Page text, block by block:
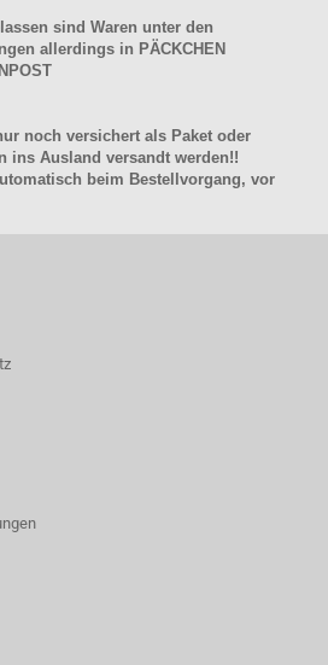
sind Waren unter den
allerdings in PÄCKCHEN
noch versichert als Paket oder
ins Ausland versandt werden!!
beim Bestellvorgang, vor